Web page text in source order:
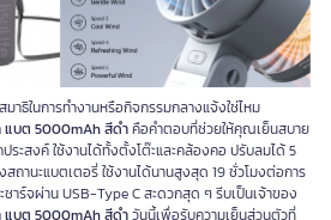
าธิในการทำงานหรือกิจกรรมกลางแจ้งใช่ไหม
แบต 5000mAh สีดำคือคำตอบที่ช่วยให้คุณเย็นสบาย
ะสงค์ ใช้งานได้ทั้งตั้งโต๊ะและคล้องคอ ปรับลมได้ 5
ถานะแบตเตอรี่ ใช้งานได้นานสูงสุด 19 ชั่วโมงต่อการ
าร์จผ่าน USB-Type C สะดวกสุด ๆ รีบเป็นเจ้าของ
แบต 5000mAh สีดำวันนี้เพื่อรับความเย็นส่วนตัวที่